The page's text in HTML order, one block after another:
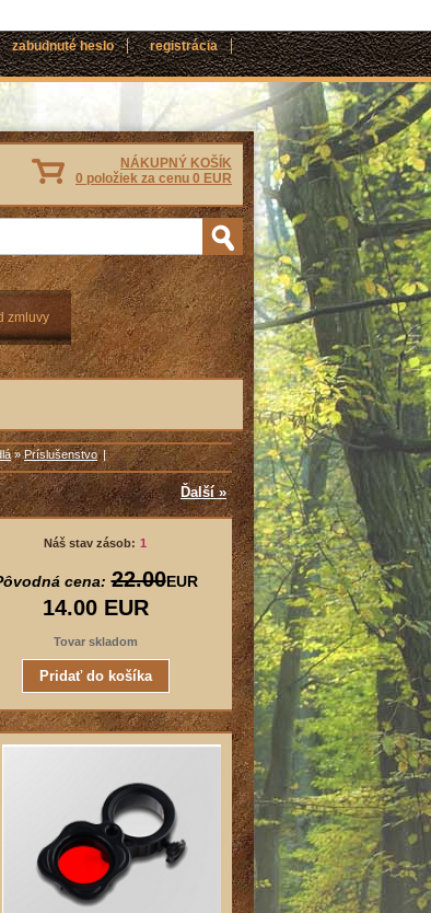
zabudnuté heslo registrácia
NÁKUPNÝ KOŠÍK
0 položiek za cenu 0 EUR
zmluvy
»Príslušenstvo |
Ďalší »
Náš stav zásob: 1
cena: 22.00EUR
14.00 EUR
Tovar skladom